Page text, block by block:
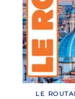
LE